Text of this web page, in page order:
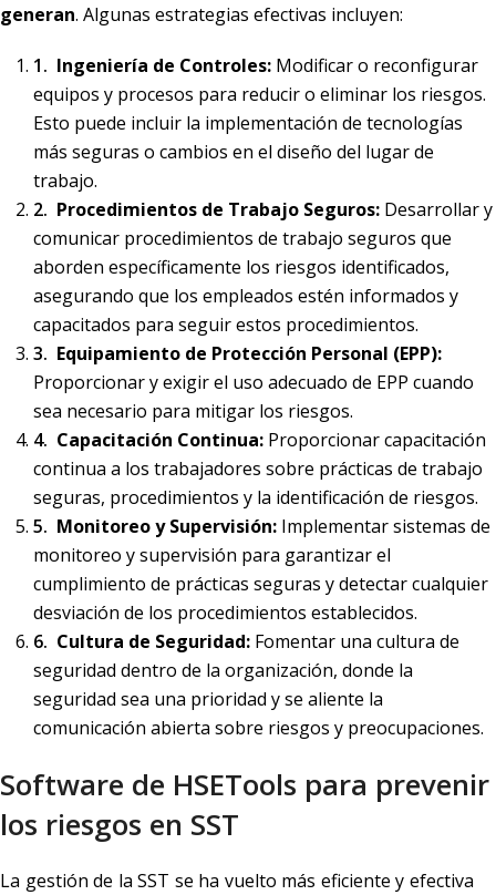
generan. Algunas estrategias efectivas incluyen:
Ingeniería de Controles: Modificar o reconfigurar
equipos y procesos para reducir o eliminar los riesgos.
Esto puede incluir la implementación de tecnologías
más seguras o cambios en el diseño del lugar de
trabajo.
Procedimientos de Trabajo Seguros: Desarrollar y
comunicar procedimientos de trabajo seguros que
aborden específicamente los riesgos identificados,
asegurando que los empleados estén informados y
capacitados para seguir estos procedimientos.
Equipamiento de Protección Personal (EPP):
Proporcionar y exigir el uso adecuado de EPP cuando
sea necesario para mitigar los riesgos.
Capacitación Continua: Proporcionar capacitación
continua a los trabajadores sobre prácticas de trabajo
seguras, procedimientos y la identificación de riesgos.
Monitoreo y Supervisión: Implementar sistemas de
monitoreo y supervisión para garantizar el
cumplimiento de prácticas seguras y detectar cualquier
desviación de los procedimientos establecidos.
Cultura de Seguridad: Fomentar una cultura de
seguridad dentro de la organización, donde la
seguridad sea una prioridad y se aliente la
comunicación abierta sobre riesgos y preocupaciones.
Software de HSETools para prevenir
los riesgos en SST
La gestión de la SST se ha vuelto más eficiente y efectiva